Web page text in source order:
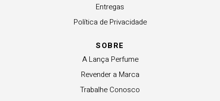
Entregas
Política de Privacidade
SOBRE
A Lança Perfume
Revender a Marca
Trabalhe Conosco